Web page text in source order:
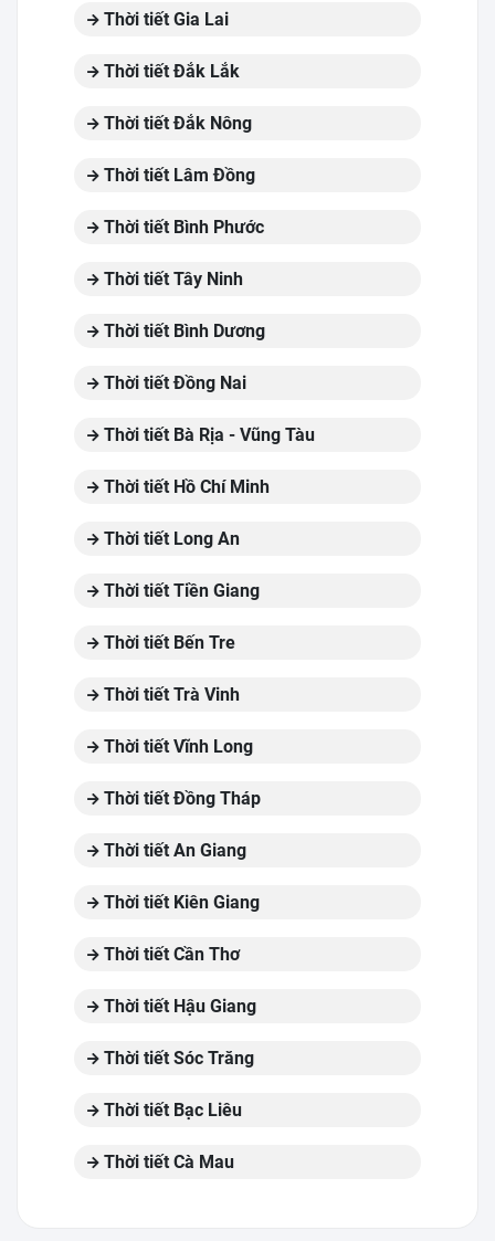
Thời tiết Gia Lai
Thời tiết Đắk Lắk
Thời tiết Đắk Nông
Thời tiết Lâm Đồng
Thời tiết Bình Phước
Thời tiết Tây Ninh
Thời tiết Bình Dương
Thời tiết Đồng Nai
Thời tiết Bà Rịa - Vũng Tàu
Thời tiết Hồ Chí Minh
Thời tiết Long An
Thời tiết Tiền Giang
Thời tiết Bến Tre
Thời tiết Trà Vinh
Thời tiết Vĩnh Long
Thời tiết Đồng Tháp
Thời tiết An Giang
Thời tiết Kiên Giang
Thời tiết Cần Thơ
Thời tiết Hậu Giang
Thời tiết Sóc Trăng
Thời tiết Bạc Liêu
Thời tiết Cà Mau